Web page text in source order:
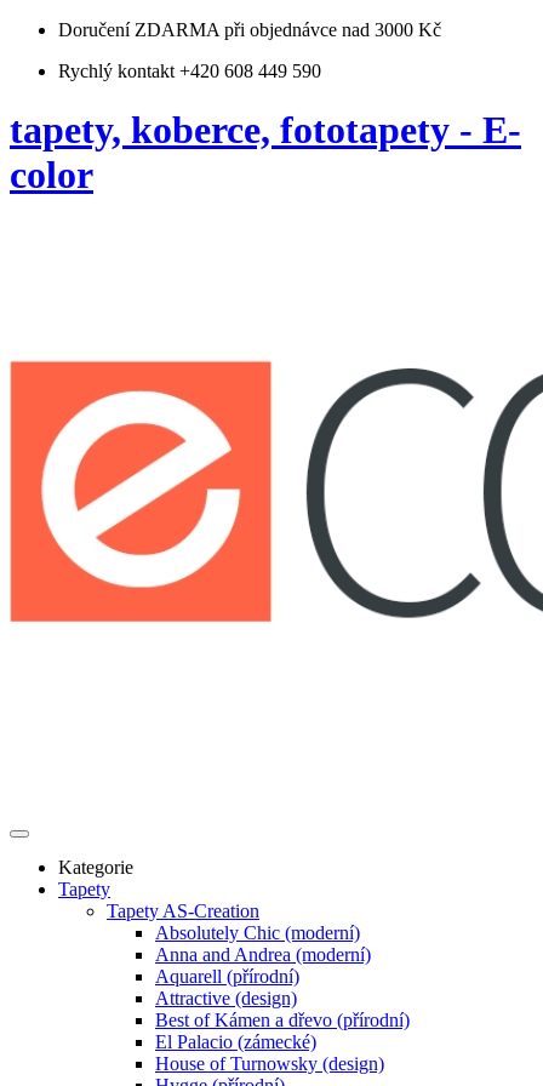
Doručení ZDARMA při objednávce nad 3000 Kč
Rychlý kontakt +420 608 449 590
tapety, koberce, fototapety - E-
color
Kategorie
Tapety
Tapety AS-Creation
Absolutely Chic (moderní)
Anna and Andrea (moderní)
Aquarell (přírodní)
Attractive (design)
Best of Kámen a dřevo (přírodní)
El Palacio (zámecké)
House of Turnowsky (design)